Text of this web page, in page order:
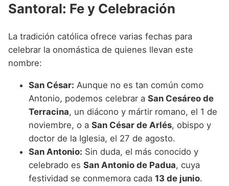
Santoral: Fe y Celebración
La tradición católica ofrece varias fechas para
celebrar la onomástica de quienes llevan este
nombre:
San César: Aunque no es tan común como
Antonio, podemos celebrar a San Cesáreo de
Terracina, un diácono y mártir romano, el 1 de
noviembre, o a San César de Arlés, obispo y
doctor de la Iglesia, el 27 de agosto.
San Antonio: Sin duda, el más conocido y
celebrado es San Antonio de Padua, cuya
festividad se conmemora cada 13 de junio.